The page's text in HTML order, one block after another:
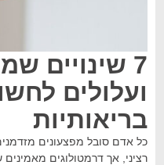
7 שינויים
ועלולים
בריאותיות
כל אדם סובל מפצעונים
רציני, אך דרמטולוגים